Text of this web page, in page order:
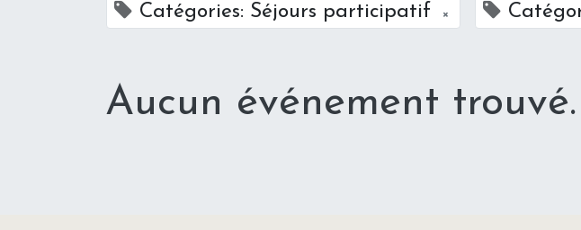
Catégories: Séjours participatif ×
Aucun événement trouvé.